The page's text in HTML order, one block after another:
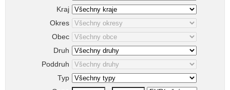
Kraj
Okres
Obec
Druh
Poddruh
Typ